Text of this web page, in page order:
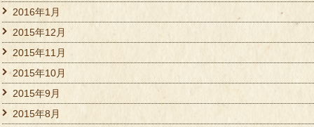
2016年1月
2015年12月
2015年11月
2015年10月
2015年9月
2015年8月